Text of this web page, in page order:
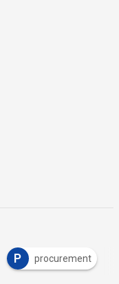
P procurement